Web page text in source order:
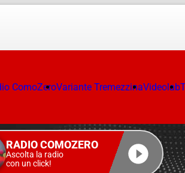
ComoZeroVariante TremezzinaVideolab
RADIO COMOZERO
Ascolta la radio
con un click!